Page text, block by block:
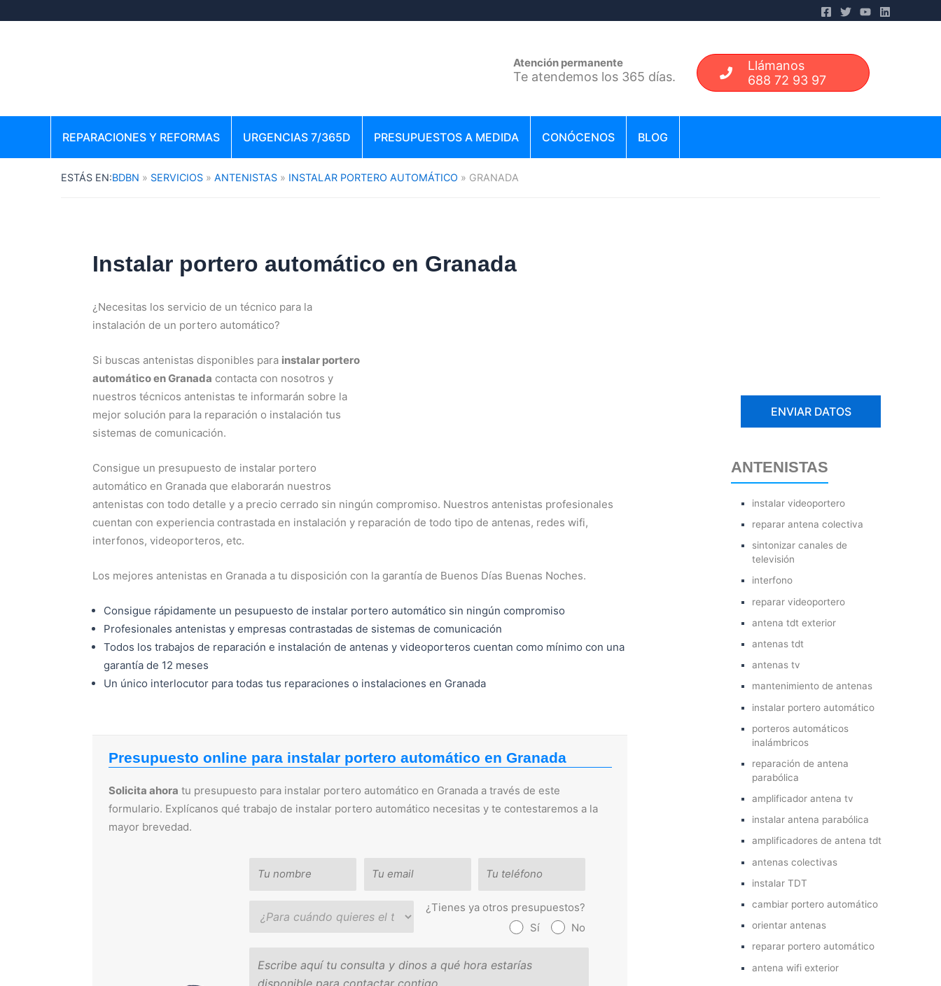
Atención permanente
Te atendemos los 365 días.
Llámanos
688 72 93 97
REPARACIONES Y REFORMAS URGENCIAS 7/365D PRESUPUESTOS A MEDIDA CONÓCENOS BLOG
BDBN SERVICIOS ANTENISTAS INSTALAR PORTERO AUTOMÁTICO GRANADA
Instalar portero automático en Granada
¿Necesitas los servicio de un técnico para la
instalación de un portero automático?
Si buscas antenistas disponibles para instalar portero
automático en Granada contacta con nosotros y
nuestros técnicos antenistas te informarán sobre la
mejor solución para la reparación o instalación tus
sistemas de comunicación.
Consigue un presupuesto de instalar portero
automático en Granada que elaborarán nuestros
antenistas con todo detalle y a precio cerrado sin ningún compromiso. Nuestros antenistas profesionales
cuentan con experiencia contrastada en instalación y reparación de todo tipo de antenas, redes wifi,
interfonos, videoporteros, etc.
Los mejores antenistas en Granada a tu disposición con la garantía de Buenos Días Buenas Noches.
Consigue rápidamente un pesupuesto de instalar portero automático sin ningún compromiso
Profesionales antenistas y empresas contrastadas de sistemas de comunicación
Todos los trabajos de reparación e instalación de antenas y videoporteros cuentan como mínimo con una
garantía de 12 meses
Un único interlocutor para todas tus reparaciones o instalaciones en Granada
Presupuesto online para instalar portero automático en Granada
Solicita ahora tu presupuesto para instalar portero automático en Granada a través de este
formulario. Explícanos qué trabajo de instalar portero automático necesitas y te contestaremos a la
mayor brevedad.
¿Tienes ya otros presupuestos?
Sí
No
ANTENISTAS
instalar videoportero
reparar antena colectiva
sintonizar canales de
televisión
interfono
reparar videoportero
antena tdt exterior
antenas tdt
antenas tv
mantenimiento de antenas
instalar portero automático
porteros automáticos
inalámbricos
reparación de antena
parabólica
amplificador antena tv
instalar antena parabólica
amplificadores de antena tdt
antenas colectivas
instalar TDT
cambiar portero automático
orientar antenas
reparar portero automático
antena wifi exterior